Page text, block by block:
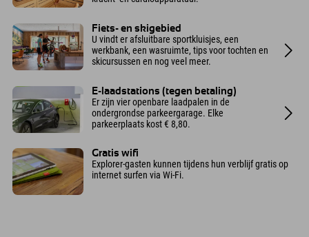
Fiets- en skigebied
U vindt er afsluitbare sportkluisjes, een
werkbank, een wasruimte, tips voor tochten en
skicursussen en nog veel meer.
E-laadstations (tegen betaling)
Er zijn vier openbare laadpalen in de
ondergrondse parkeergarage. Elke
parkeerplaats kost € 8,80.
Gratis wifi
Explorer-gasten kunnen tijdens hun verblijf gratis op
internet surfen via Wi-Fi.